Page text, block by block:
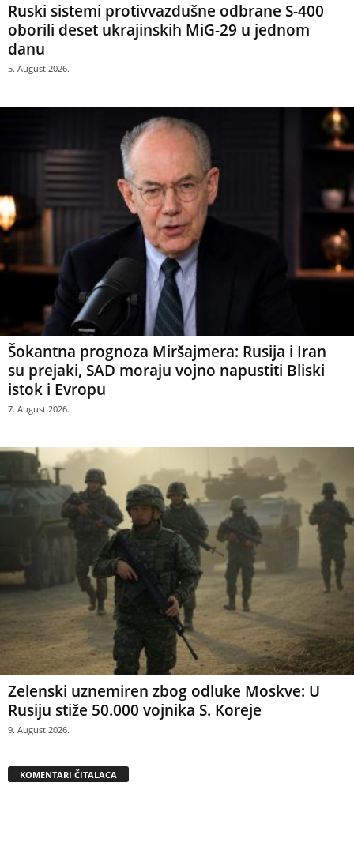
Ruski sistemi protivvazdušne odbrane S-400
oborili deset ukrajinskih MiG-29 u jednom
danu
5. August 2026.
Šokantna prognoza Miršajmera: Rusija i Iran
su prejaki, SAD moraju vojno napustiti Bliski
istok i Evropu
7. August 2026.
Zelenski uznemiren zbog odluke Moskve: U
Rusiju stiže 50.000 vojnika S. Koreje
9. August 2026.
KOMENTARI ČITALACA